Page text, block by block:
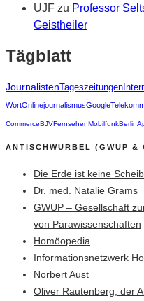
UJF zu Professor
Geistheiler
Tägblatt
JournalistenTageszeitungen
WortOnlinejournalismusGoogle
CommerceBJVFernsehenMobilfunkBerlin
ANTISCHWURBEL (GWUP &
Die Erde ist keine
Dr. med. Natalie Grams
GWUP – Gesellschaft
von Parawissenschaften
Homöopedia
Informationsnetzwerk
Norbert Aust
Oliver Rautenberg, der